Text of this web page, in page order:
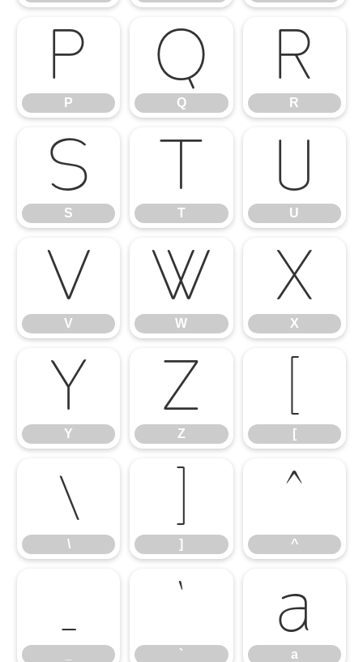
P
P
Q
Q
R
R
S
S
T
T
U
U
V
V
W
W
X
X
Y
Y
Z
Z [
\
\ ]
^
^
_ `
`
a
a